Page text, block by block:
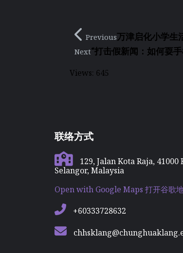
Previous万津启化小学生
Next“打击假新闻：如何耍
Views: 645
联络方式
129, Jalan Kota Raja, 41000
Selangor, Malaysia
Open with Google Maps 打开谷歌
+60333728632